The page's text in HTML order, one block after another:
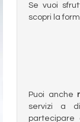
Se vuoi
scopri la
Puoi anche
servizi a